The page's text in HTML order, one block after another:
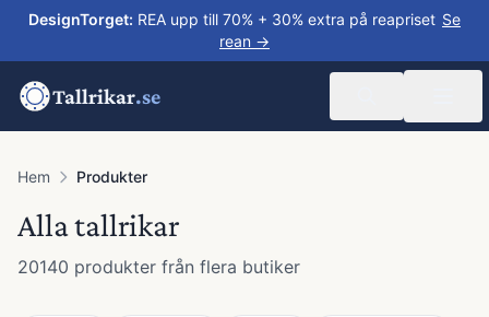
DesignTorget: REA upp till 70% + 30% extra på reapriset Se
rean →
Tallrikar.se
Hem Produkter
Alla tallrikar
20140 produkter från flera butiker